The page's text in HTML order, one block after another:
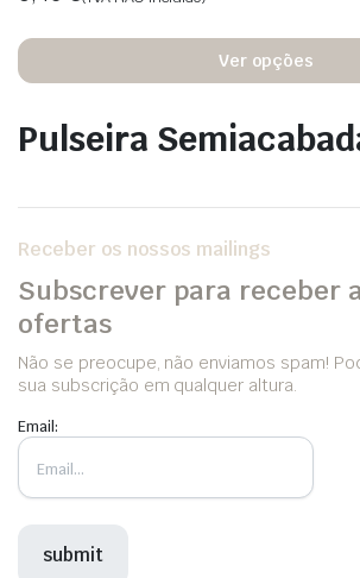
Ver opções
Pulseira
Receber os nossos mailings
Subscrever para receber
ofertas
Não se preocupe, não enviamos spam!
sua subscrição em qualquer altura.
Email: